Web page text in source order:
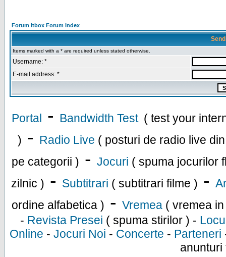
Forum Itbox Forum Index
Items marked with a * are required unless stated otherwise.
Username: *
E-mail address: *
Portal - Bandwidth Test ( test your
) - Radio Live ( posturi de radio live
pe categorii ) - Jocuri ( spuma jocurilor
zilnic ) - Subtitrari ( subtitrari filme ) -
ordine alfabetica ) - Vremea ( vremea
- Revista Presei ( spuma stirilor ) -
Online - Jocuri Noi - Concerte - Parteneri
anunturi